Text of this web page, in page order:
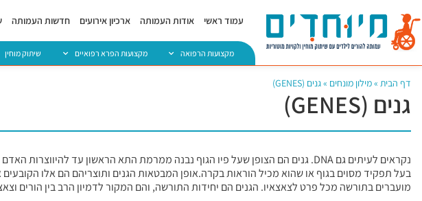
עמוד ראשי אודות העמותה ארכיון אירועים חדשות העמותה
מקצועות הרפואה מקצועות הפרא רפואיים שיתוק מוחין
דף הבית »מילון מונחים »גנים (GENES)
גנים (GENES)
בעל תפקיד מסוים בגוף או שהוא מכיל הוראות בקרה.אופן המבטאות הגנים ותוצריהם הם אלו
מועברים בתורשה מכל פרט לצאצאיו. הגנים הם יחידות התורשה, והם המקור לדמיון הרב בין הורים